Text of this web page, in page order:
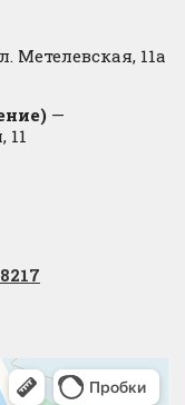
Метелевская, 11а
—
11